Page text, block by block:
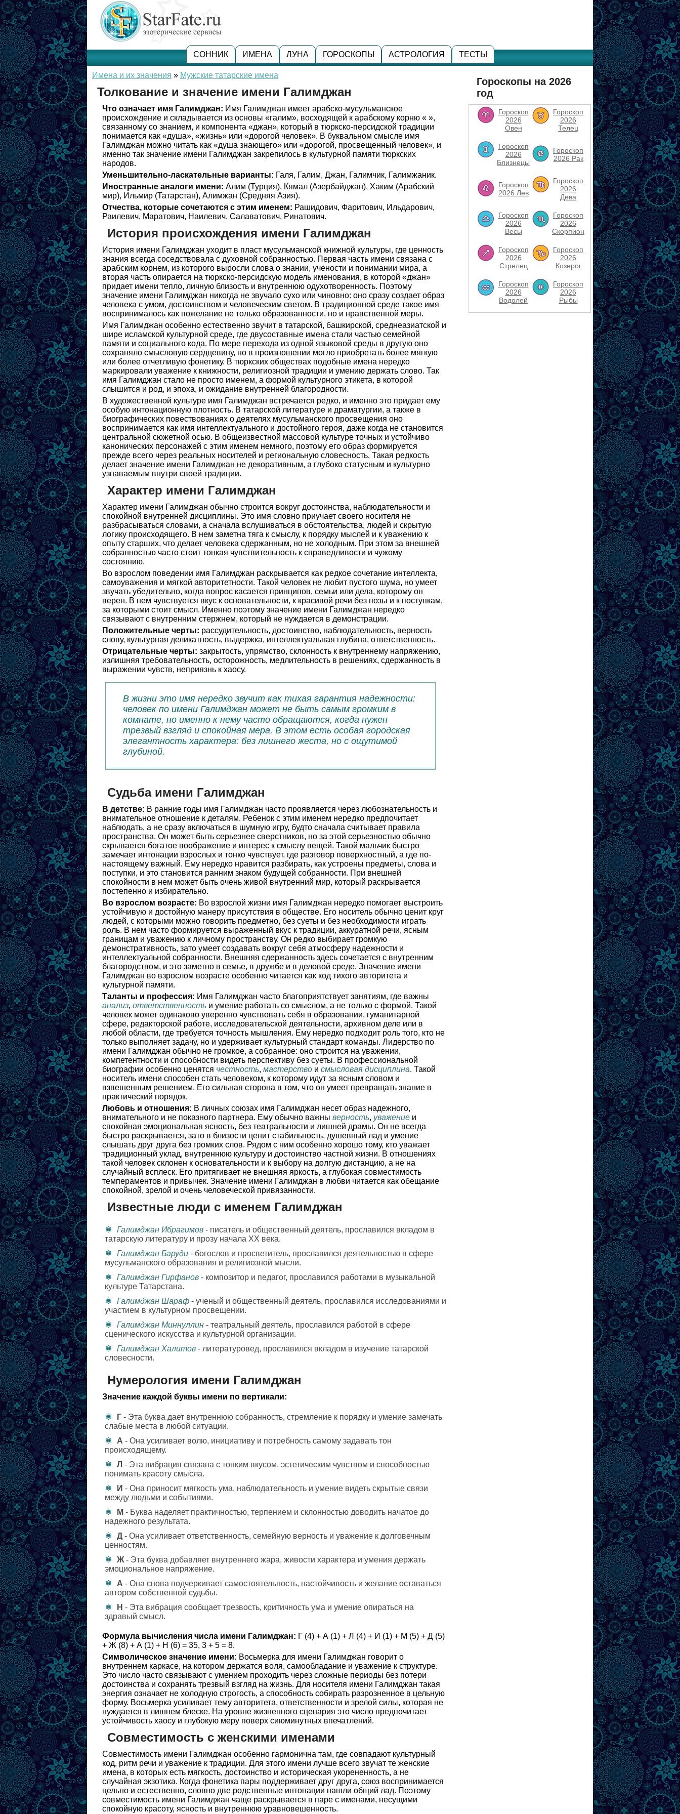
СОННИК ИМЕНА ЛУНА ГОРОСКОПЫ АСТРОЛОГИЯ ТЕСТЫ
Имена и их значения » Мужские татарские имена
Толкование и значение имени Галимджан
Что означает имя Галимджан: Имя Галимджан имеет арабско-мусульманское
происхождение и складывается из основы «галим», восходящей к арабскому корню « »,
связанному со знанием, и компонента «джан», который в тюркско-персидской традиции
понимается как «душа», «жизнь» или «дорогой человек». В буквальном смысле имя
Галимджан можно читать как «душа знающего» или «дорогой, просвещенный человек», и
именно так значение имени Галимджан закрепилось в культурной памяти тюркских
народов.
Уменьшительно-ласкательные варианты: Галя, Галим, Джан, Галимчик, Галимжаник.
Иностранные аналоги имени: Алим (Турция), Кямал (Азербайджан), Хаким (Арабский
мир), Ильмир (Татарстан), Алимжан (Средняя Азия).
Отчества, которые сочетаются с этим именем: Рашидович, Фаритович, Ильдарович,
Раилевич, Маратович, Наилевич, Салаватович, Ринатович.
История происхождения имени Галимджан
История имени Галимджан уходит в пласт мусульманской книжной культуры, где ценность
знания всегда соседствовала с духовной собранностью. Первая часть имени связана с
арабским корнем, из которого выросли слова о знании, учености и понимании мира, а
вторая часть опирается на тюркско-персидскую модель именования, в которой «джан»
придает имени тепло, личную близость и внутреннюю одухотворенность. Поэтому
значение имени Галимджан никогда не звучало сухо или чиновно: оно сразу создает образ
человека с умом, достоинством и человеческим светом. В традиционной среде такое имя
воспринималось как пожелание не только образованности, но и нравственной меры.
Имя Галимджан особенно естественно звучит в татарской, башкирской, среднеазиатской и
шире исламской культурной среде, где двусоставные имена стали частью семейной
памяти и социального кода. По мере перехода из одной языковой среды в другую оно
сохраняло смысловую сердцевину, но в произношении могло приобретать более мягкую
или более отчетливую фонетику. В тюркских обществах подобные имена нередко
маркировали уважение к книжности, религиозной традиции и умению держать слово. Так
имя Галимджан стало не просто именем, а формой культурного этикета, в которой
слышится и род, и эпоха, и ожидание внутренней благородности.
В художественной культуре имя Галимджан встречается редко, и именно это придает ему
особую интонационную плотность. В татарской литературе и драматургии, а также в
биографических повествованиях о деятелях мусульманского просвещения оно
воспринимается как имя интеллектуального и достойного героя, даже когда не становится
центральной сюжетной осью. В общеизвестной массовой культуре точных и устойчиво
канонических персонажей с этим именем немного, поэтому его образ формируется
прежде всего через реальных носителей и региональную словесность. Такая редкость
делает значение имени Галимджан не декоративным, а глубоко статусным и культурно
узнаваемым внутри своей традиции.
Характер имени Галимджан
Характер имени Галимджан обычно строится вокруг достоинства, наблюдательности и
спокойной внутренней дисциплины. Это имя словно приучает своего носителя не
разбрасываться словами, а сначала вслушиваться в обстоятельства, людей и скрытую
логику происходящего. В нем заметна тяга к смыслу, к порядку мыслей и к уважению к
опыту старших, что делает человека сдержанным, но не холодным. При этом за внешней
собранностью часто стоит тонкая чувствительность к справедливости и чужому
состоянию.
Во взрослом поведении имя Галимджан раскрывается как редкое сочетание интеллекта,
самоуважения и мягкой авторитетности. Такой человек не любит пустого шума, но умеет
звучать убедительно, когда вопрос касается принципов, семьи или дела, которому он
верен. В нем чувствуется вкус к основательности, к красивой речи без позы и к поступкам,
за которыми стоит смысл. Именно поэтому значение имени Галимджан нередко
связывают с внутренним стержнем, который не нуждается в демонстрации.
Положительные черты: рассудительность, достоинство, наблюдательность, верность
слову, культурная деликатность, выдержка, интеллектуальная глубина, ответственность.
Отрицательные черты: закрытость, упрямство, склонность к внутреннему напряжению,
излишняя требовательность, осторожность, медлительность в решениях, сдержанность в
выражении чувств, неприязнь к хаосу.
В жизни это имя нередко звучит как тихая гарантия надежности:
человек по имени Галимджан может не быть самым громким в
комнате, но именно к нему часто обращаются, когда нужен
трезвый взгляд и спокойная мера. В этом есть особая городская
элегантность характера: без лишнего жеста, но с ощутимой
глубиной.
Судьба имени Галимджан
В детстве: В ранние годы имя Галимджан часто проявляется через любознательность и
внимательное отношение к деталям. Ребенок с этим именем нередко предпочитает
наблюдать, а не сразу включаться в шумную игру, будто сначала считывает правила
пространства. Он может быть серьезнее сверстников, но за этой серьезностью обычно
скрывается богатое воображение и интерес к смыслу вещей. Такой мальчик быстро
замечает интонации взрослых и тонко чувствует, где разговор поверхностный, а где по-
настоящему важный. Ему нередко нравится разбирать, как устроены предметы, слова и
поступки, и это становится ранним знаком будущей собранности. При внешней
спокойности в нем может быть очень живой внутренний мир, который раскрывается
постепенно и избирательно.
Во взрослом возрасте: Во взрослой жизни имя Галимджан нередко помогает выстроить
устойчивую и достойную манеру присутствия в обществе. Его носитель обычно ценит круг
людей, с которыми можно говорить предметно, без суеты и без необходимости играть
роль. В нем часто формируется выраженный вкус к традиции, аккуратной речи, ясным
границам и уважению к личному пространству. Он редко выбирает громкую
демонстративность, зато умеет создавать вокруг себя атмосферу надежности и
интеллектуальной собранности. Внешняя сдержанность здесь сочетается с внутренним
благородством, и это заметно в семье, в дружбе и в деловой среде. Значение имени
Галимджан во взрослом возрасте особенно читается как код тихого авторитета и
культурной памяти.
Таланты и профессия: Имя Галимджан часто благоприятствует занятиям, где важны
анализ, ответственность и умение работать со смыслом, а не только с формой. Такой
человек может одинаково уверенно чувствовать себя в образовании, гуманитарной
сфере, редакторской работе, исследовательской деятельности, архивном деле или в
любой области, где требуется точность мышления. Ему нередко подходит роль того, кто не
только выполняет задачу, но и удерживает культурный стандарт команды. Лидерство по
имени Галимджан обычно не громкое, а собранное: оно строится на уважении,
компетентности и способности видеть перспективу без суеты. В профессиональной
биографии особенно ценятся честность, мастерство и смысловая дисциплина. Такой
носитель имени способен стать человеком, к которому идут за ясным словом и
взвешенным решением. Его сильная сторона в том, что он умеет превращать знание в
практический порядок.
Любовь и отношения: В личных союзах имя Галимджан несет образ надежного,
внимательного и не показного партнера. Ему обычно важны верность, уважение и
спокойная эмоциональная ясность, без театральности и лишней драмы. Он не всегда
быстро раскрывается, зато в близости ценит стабильность, душевный лад и умение
слышать друг друга без громких слов. Рядом с ним особенно хорошо тому, кто уважает
традиционный уклад, внутреннюю культуру и достоинство частной жизни. В отношениях
такой человек склонен к основательности и к выбору на долгую дистанцию, а не на
случайный всплеск. Его притягивает не внешняя яркость, а глубокая совместимость
темпераментов и привычек. Значение имени Галимджан в любви читается как обещание
спокойной, зрелой и очень человеческой привязанности.
Известные люди с именем Галимджан
Галимджан Ибрагимов - писатель и общественный деятель, прославился вкладом в
татарскую литературу и прозу начала XX века.
Галимджан Баруди - богослов и просветитель, прославился деятельностью в сфере
мусульманского образования и религиозной мысли.
Галимджан Гирфанов - композитор и педагог, прославился работами в музыкальной
культуре Татарстана.
Галимджан Шараф - ученый и общественный деятель, прославился исследованиями и
участием в культурном просвещении.
Галимджан Миннуллин - театральный деятель, прославился работой в сфере
сценического искусства и культурной организации.
Галимджан Халитов - литературовед, прославился вкладом в изучение татарской
словесности.
Нумерология имени Галимджан
Значение каждой буквы имени по вертикали:
Г - Эта буква дает внутреннюю собранность, стремление к порядку и умение замечать
слабые места в любой ситуации.
А - Она усиливает волю, инициативу и потребность самому задавать тон
происходящему.
Л - Эта вибрация связана с тонким вкусом, эстетическим чувством и способностью
понимать красоту смысла.
И - Она приносит мягкость ума, наблюдательность и умение видеть скрытые связи
между людьми и событиями.
М - Буква наделяет практичностью, терпением и склонностью доводить начатое до
надежного результата.
Д - Она усиливает ответственность, семейную верность и уважение к долговечным
ценностям.
Ж - Эта буква добавляет внутреннего жара, живости характера и умения держать
эмоциональное напряжение.
А - Она снова подчеркивает самостоятельность, настойчивость и желание оставаться
автором собственной судьбы.
Н - Эта вибрация сообщает трезвость, критичность ума и умение опираться на
здравый смысл.
Формула вычисления числа имени Галимджан: Г (4) + А (1) + Л (4) + И (1) + М (5) + Д (5)
+ Ж (8) + А (1) + Н (6) = 35, 3 + 5 = 8.
Символическое значение имени: Восьмерка для имени Галимджан говорит о
внутреннем каркасе, на котором держатся воля, самообладание и уважение к структуре.
Это число часто связывают с умением проходить через сложные периоды без потери
достоинства и сохранять трезвый взгляд на жизнь. Для носителя имени Галимджан такая
энергия означает не холодную строгость, а способность собирать разрозненное в цельную
форму. Восьмерка усиливает тему авторитета, ответственности и зрелой силы, которая не
нуждается в лишнем блеске. На уровне жизненного сценария это число предпочитает
устойчивость хаосу и глубокую меру поверх сиюминутных впечатлений.
Совместимость с женскими именами
Совместимость имени Галимджан особенно гармонична там, где совпадают культурный
код, ритм речи и уважение к традиции. Для этого имени лучше всего звучат те женские
имена, в которых есть мягкость, достоинство и историческая укорененность, а не
случайная экзотика. Когда фонетика пары поддерживает друг друга, союз воспринимается
цельно и естественно, словно две родственные интонации нашли общий лад. Поэтому
совместимость имени Галимджан чаще раскрывается в паре с именами, несущими
спокойную красоту, ясность и внутреннюю уравновешенность.
Гороскопы на 2026
год
Гороскоп
2026
Овен
Гороскоп
2026
Телец
Гороскоп
2026
Близнецы
Гороскоп
2026 Рак
Гороскоп
2026 Лев
Гороскоп
2026
Дева
Гороскоп
2026
Весы
Гороскоп
2026
Скорпион
Гороскоп
2026
Стрелец
Гороскоп
2026
Козерог
Гороскоп
2026
Водолей
Гороскоп
2026
Рыбы